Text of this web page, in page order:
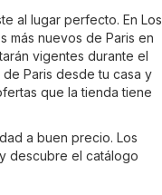
al lugar perfecto. En Los
más nuevos de Paris en
vigentes durante el
Paris desde tu casa y
que la tienda tiene
a buen precio. Los
descubre el catálogo